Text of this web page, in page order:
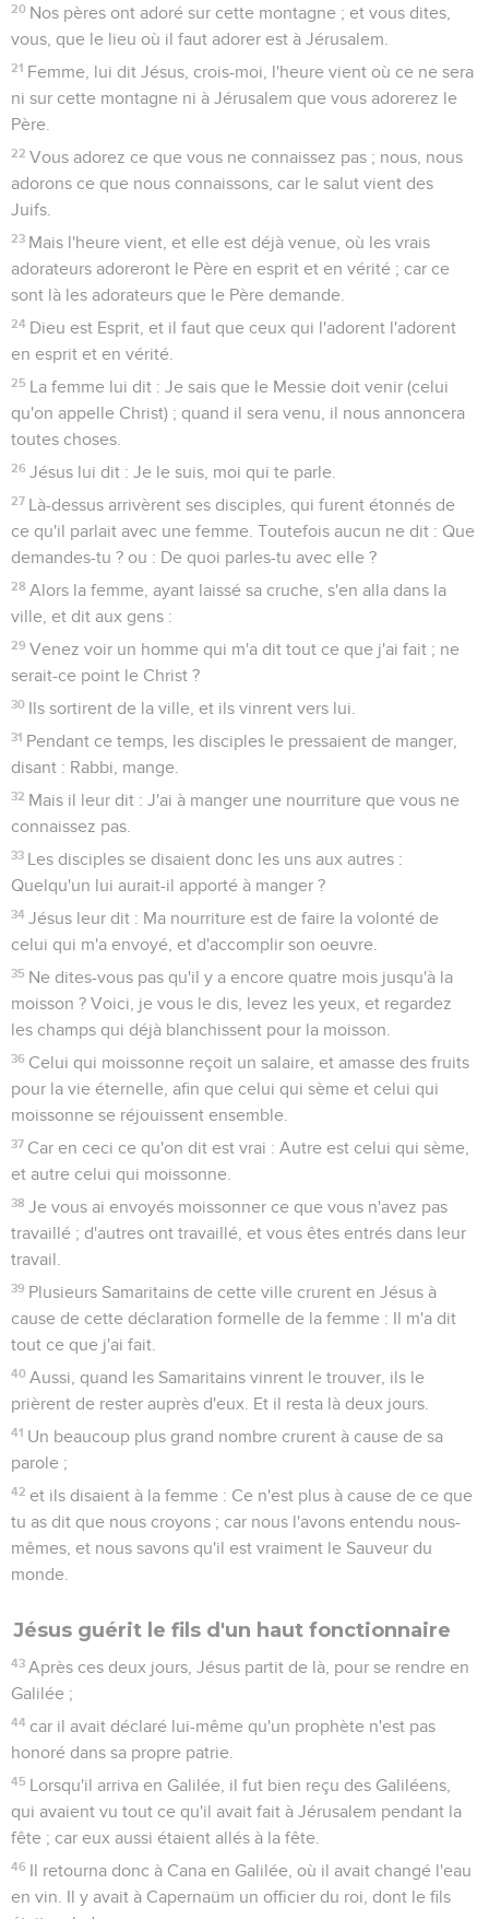
20 Nos pères ont adoré sur cette montagne ; et vous dites,
vous, que le lieu où il faut adorer est à Jérusalem.
21 Femme, lui dit Jésus, crois-moi, l'heure vient où ce ne sera
ni sur cette montagne ni à Jérusalem que vous adorerez le
Père.
22 Vous adorez ce que vous ne connaissez pas ; nous, nous
adorons ce que nous connaissons, car le salut vient des
Juifs.
23 Mais l'heure vient, et elle est déjà venue, où les vrais
adorateurs adoreront le Père en esprit et en vérité ; car ce
sont là les adorateurs que le Père demande.
24 Dieu est Esprit, et il faut que ceux qui l'adorent l'adorent
en esprit et en vérité.
25 La femme lui dit : Je sais que le Messie doit venir (celui
qu'on appelle Christ) ; quand il sera venu, il nous annoncera
toutes choses.
26 Jésus lui dit : Je le suis, moi qui te parle.
27 Là-dessus arrivèrent ses disciples, qui furent étonnés de
ce qu'il parlait avec une femme. Toutefois aucun ne dit : Que
demandes-tu ? ou : De quoi parles-tu avec elle ?
28 Alors la femme, ayant laissé sa cruche, s'en alla dans la
ville, et dit aux gens :
29 Venez voir un homme qui m'a dit tout ce que j'ai fait ; ne
serait-ce point le Christ ?
30 Ils sortirent de la ville, et ils vinrent vers lui.
31 Pendant ce temps, les disciples le pressaient de manger,
disant : Rabbi, mange.
32 Mais il leur dit : J'ai à manger une nourriture que vous ne
connaissez pas.
33 Les disciples se disaient donc les uns aux autres :
Quelqu'un lui aurait-il apporté à manger ?
34 Jésus leur dit : Ma nourriture est de faire la volonté de
celui qui m'a envoyé, et d'accomplir son oeuvre.
35 Ne dites-vous pas qu'il y a encore quatre mois jusqu'à la
moisson ? Voici, je vous le dis, levez les yeux, et regardez
les champs qui déjà blanchissent pour la moisson.
36 Celui qui moissonne reçoit un salaire, et amasse des fruits
pour la vie éternelle, afin que celui qui sème et celui qui
moissonne se réjouissent ensemble.
37 Car en ceci ce qu'on dit est vrai : Autre est celui qui sème,
et autre celui qui moissonne.
38 Je vous ai envoyés moissonner ce que vous n'avez pas
travaillé ; d'autres ont travaillé, et vous êtes entrés dans leur
travail.
39 Plusieurs Samaritains de cette ville crurent en Jésus à
cause de cette déclaration formelle de la femme : Il m'a dit
tout ce que j'ai fait.
40 Aussi, quand les Samaritains vinrent le trouver, ils le
prièrent de rester auprès d'eux. Et il resta là deux jours.
41 Un beaucoup plus grand nombre crurent à cause de sa
parole ;
42 et ils disaient à la femme : Ce n'est plus à cause de ce que
tu as dit que nous croyons ; car nous l'avons entendu nous-
mêmes, et nous savons qu'il est vraiment le Sauveur du
monde.
Jésus guérit le fils d'un haut fonctionnaire
43 Après ces deux jours, Jésus partit de là, pour se rendre en
Galilée ;
44 car il avait déclaré lui-même qu'un prophète n'est pas
honoré dans sa propre patrie.
45 Lorsqu'il arriva en Galilée, il fut bien reçu des Galiléens,
qui avaient vu tout ce qu'il avait fait à Jérusalem pendant la
fête ; car eux aussi étaient allés à la fête.
46 Il retourna donc à Cana en Galilée, où il avait changé l'eau
en vin. Il y avait à Capernaüm un officier du roi, dont le fils